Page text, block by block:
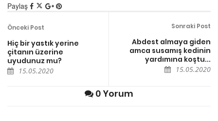
Paylaş
Önceki Post
Hiç bir yastık yerine
çitanın üzerine
uyudunuz mu?
15.05.2020
Sonraki Post
Abdest almaya giden
amca susamış kedinin
yardımına koştu...
15.05.2020
0 Yorum